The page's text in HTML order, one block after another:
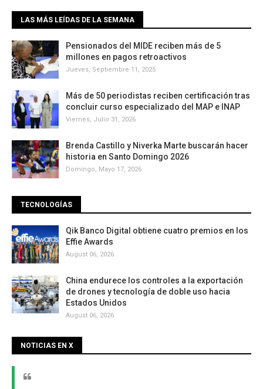
LAS MÁS LEÍDAS DE LA SEMANA
Pensionados del MIDE reciben más de 5
millones en pagos retroactivos
Jueves, Septiembre 11, 2025
Más de 50 periodistas reciben certificación tras
concluir curso especializado del MAP e INAP
Viernes, Julio 31, 2026
Brenda Castillo y Niverka Marte buscarán hacer
historia en Santo Domingo 2026
Domingo, Mayo 17, 2026
TECNOLOGÍAS
Qik Banco Digital obtiene cuatro premios en los
Effie Awards
August 06, 2026
China endurece los controles a la exportación
de drones y tecnología de doble uso hacia
Estados Unidos
August 06, 2026
NOTICIAS EN X